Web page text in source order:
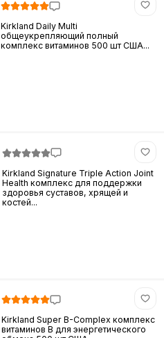
Kirkland Daily Multi
общеукрепляющий полный
комплекс витаминов 500 шт США...
Kirkland Signature Triple Action Joint
Health комплекс для поддержки
здоровья суставов, хрящей и
костей...
Kirkland Super B-Complex комплекс
витаминов B для энергетического